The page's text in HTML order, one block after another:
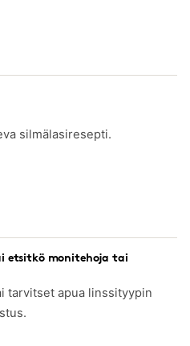
silmälasiresepti.
etsitkö monitehoja tai
tarvitset apua linssityypin